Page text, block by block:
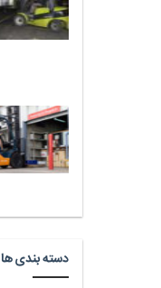
دسته بندی ها